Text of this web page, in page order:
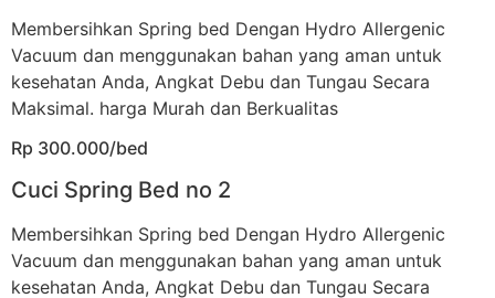
Membersihkan Spring bed Dengan Hydro Allergenic
Vacuum dan menggunakan bahan yang aman untuk
kesehatan Anda, Angkat Debu dan Tungau Secara
Maksimal. harga Murah dan Berkualitas
Rp 300.000/bed
Cuci Spring Bed no 2
Membersihkan Spring bed Dengan Hydro Allergenic
Vacuum dan menggunakan bahan yang aman untuk
kesehatan Anda, Angkat Debu dan Tungau Secara